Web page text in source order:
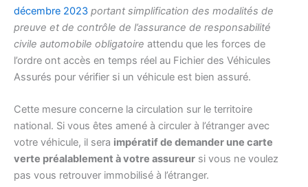
décembre 2023 portant simplification des modalités de
preuve et de contrôle de l’assurance de responsabilité
civile automobile obligatoire attendu que les forces de
l’ordre ont accès en temps réel au Fichier des Véhicules
Assurés pour vérifier si un véhicule est bien assuré.
Cette mesure concerne la circulation sur le territoire
national. Si vous êtes amené à circuler à l’étranger avec
votre véhicule, il sera impératif de demander une carte
verte préalablement à votre assureur si vous ne voulez
pas vous retrouver immobilisé à l’étranger.